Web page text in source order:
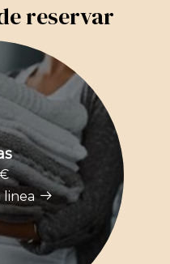
reservar
linea